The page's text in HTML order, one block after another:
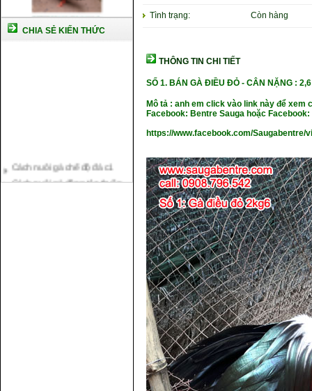
CHIA SẺ KIẾN THỨC
Cách nuôi gà đông tảo thuần
chủng
Tình trạng: Còn hàng
THÔNG TIN CHI TIẾT
SỐ 1. BÁN GÀ ĐIỀU ĐỎ - CÂN NẶNG :
Mô tả : anh em click vào link này để
Facebook: Bentre Sauga hoặc Facebook:
https://www.facebook.com/Saugabentre/